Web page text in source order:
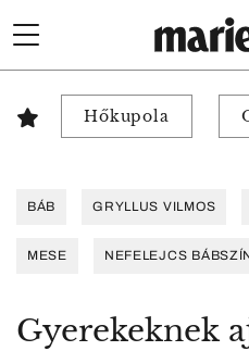
Hőkupola
BÁB GRYLLUS VILMOS
MESE NEFELEJCS
Gyerekeknek